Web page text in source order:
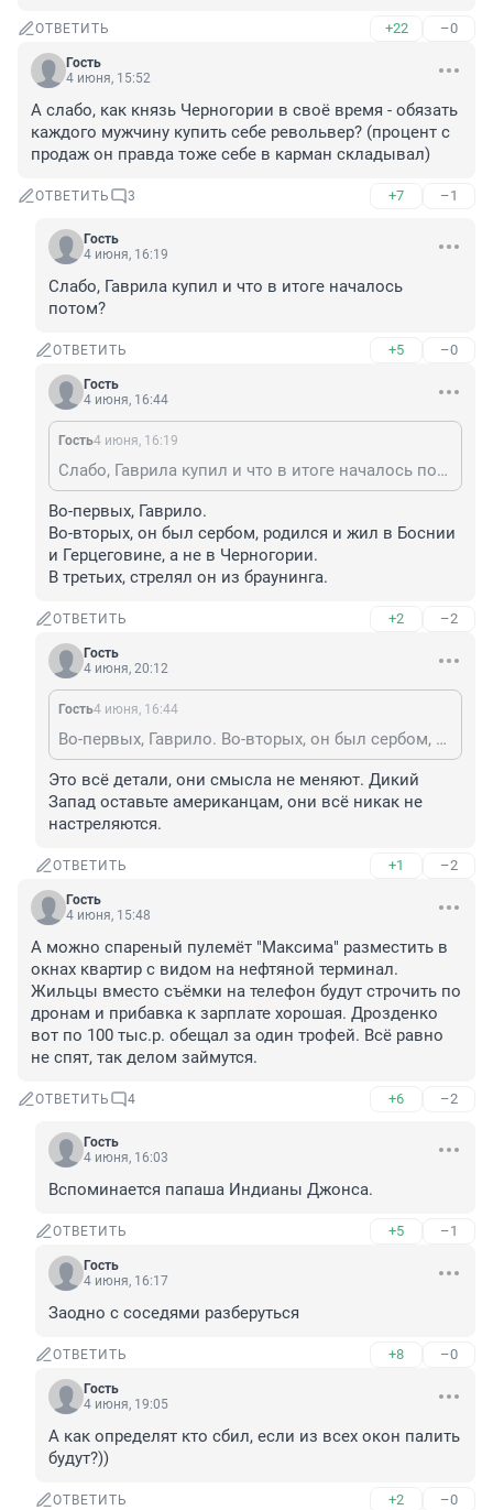
ОТВЕТИТЬ +22 –0
Гость
4 июня, 15:52
А слабо, как князь Черногории в своё время - обязать
каждого мужчину купить себе револьвер? (процент с
продаж он правда тоже себе в карман складывал)
ОТВЕТИТЬ 3 +7 –1
Гость
4 июня, 16:19
Слабо, Гаврила купил и что в итоге началось
потом?
ОТВЕТИТЬ +5 –0
Гость
4 июня, 16:44
Гость4 июня, 16:19
Слабо, Гаврила купил и что в итоге началось потом?
Во-первых, Гаврило.
Во-вторых, он был сербом, родился и жил в Боснии
и Герцеговине, а не в Черногории.
В третьих, стрелял он из браунинга.
ОТВЕТИТЬ +2 –2
Гость
4 июня, 20:12
Гость4 июня, 16:44
Во-первых, Гаврило. Во-вторых, он был сербом, родился и жил в Боснии и Герцеговине, а не в Черногории. В третьих, стрелял он из браунинга.
Это всё детали, они смысла не меняют. Дикий
Запад оставьте американцам, они всё никак не
настреляются.
ОТВЕТИТЬ +1 –2
Гость
4 июня, 15:48
А можно спареный пулемёт "Максима" разместить в
окнах квартир с видом на нефтяной терминал.
Жильцы вместо съёмки на телефон будут строчить по
дронам и прибавка к зарплате хорошая. Дрозденко
вот по 100 тыс.р. обещал за один трофей. Всё равно
не спят, так делом займутся.
ОТВЕТИТЬ 4 +6 –2
Гость
4 июня, 16:03
Вспоминается папаша Индианы Джонса.
ОТВЕТИТЬ +5 –1
Гость
4 июня, 16:17
Заодно с соседями разберуться
ОТВЕТИТЬ +8 –0
Гость
4 июня, 19:05
А как определят кто сбил, если из всех окон палить
будут?))
ОТВЕТИТЬ +2 –0